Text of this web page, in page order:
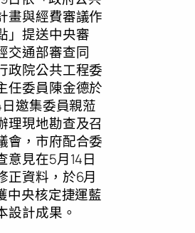
畫與經費審議作
」提送中央審
交通部審查同
政院公共工程委
任委員陳金德於
邀集委員親蒞
理現地勘查及召
會，市府配合委
意見在5月14日
正資料，於6月
中央核定捷運藍
設計成果。